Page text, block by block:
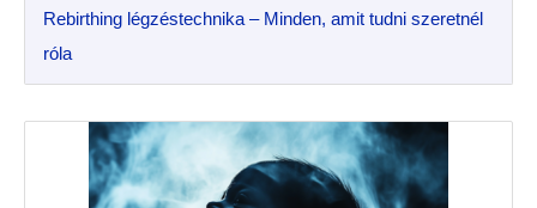
Rebirthing légzéstechnika – Minden, amit tudni szeretnél
róla